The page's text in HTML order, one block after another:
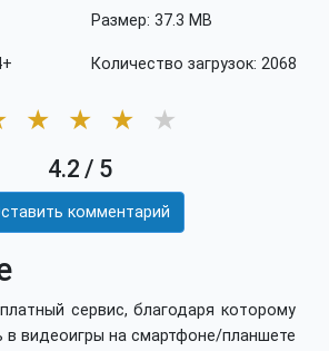
Размер: 37.3 MB
Количество загрузок: 2068
★ ★ ★ ★
4.2 / 5
комментарий
сервис, благодаря которому
в видеоигры на смартфоне/планшете